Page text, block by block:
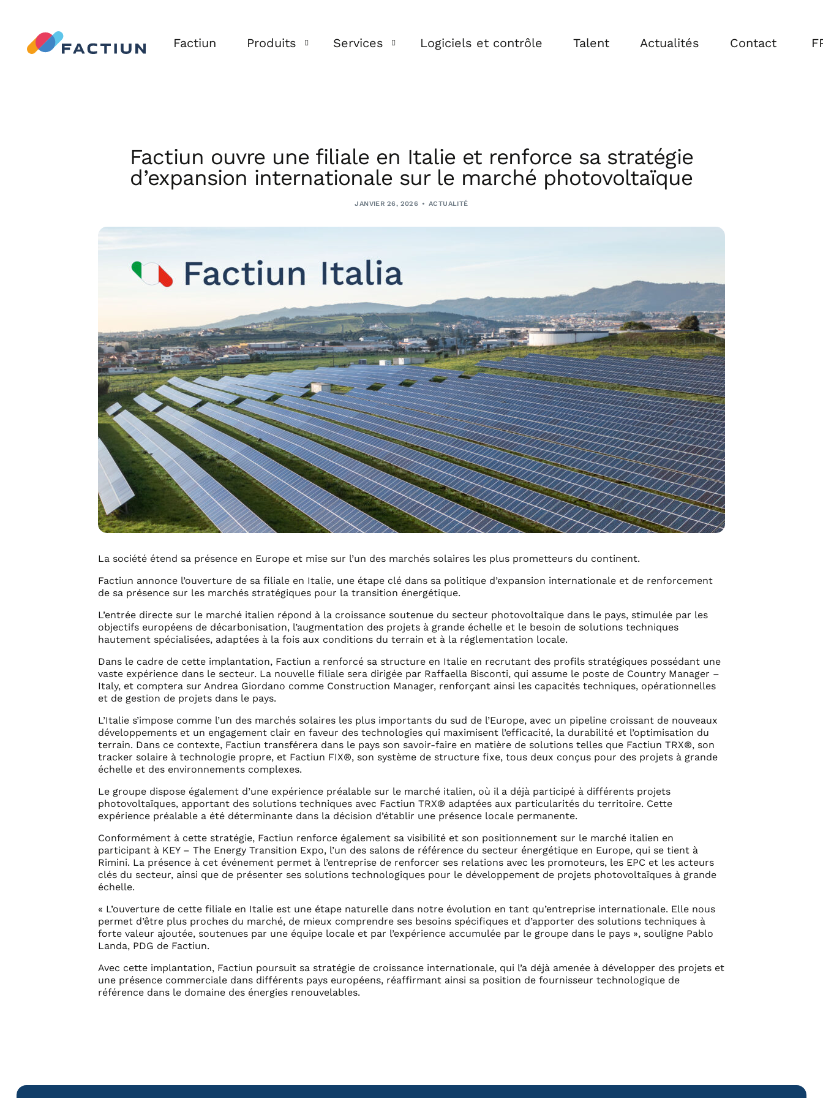
Factiun Produits
Agrivoltaïque
Services
Ingénierie globale
Chaîne d’approvisionnement
Logiciels et contrôle Talent Actualités Contact
Factiun ouvre une filiale en Italie et renforce sa stratégie
d’expansion internationale sur le marché photovoltaïque
JANVIER 26, 2026 ACTUALITÉ
La société étend sa présence en Europe et mise sur l’un des marchés solaires les plus prometteurs du continent.
Factiun annonce l’ouverture de sa filiale en Italie, une étape clé dans sa politique d’expansion internationale et de renforcement
de sa présence sur les marchés stratégiques pour la transition énergétique.
L’entrée directe sur le marché italien répond à la croissance soutenue du secteur photovoltaïque dans le pays, stimulée par les
objectifs européens de décarbonisation, l’augmentation des projets à grande échelle et le besoin de solutions techniques
hautement spécialisées, adaptées à la fois aux conditions du terrain et à la réglementation locale.
Dans le cadre de cette implantation, Factiun a renforcé sa structure en Italie en recrutant des profils stratégiques possédant une
vaste expérience dans le secteur. La nouvelle filiale sera dirigée par Raffaella Bisconti, qui assume le poste de Country Manager –
Italy, et comptera sur Andrea Giordano comme Construction Manager, renforçant ainsi les capacités techniques, opérationnelles
et de gestion de projets dans le pays.
L’Italie s’impose comme l’un des marchés solaires les plus importants du sud de l’Europe, avec un pipeline croissant de nouveaux
développements et un engagement clair en faveur des technologies qui maximisent l’efficacité, la durabilité et l’optimisation du
terrain. Dans ce contexte, Factiun transférera dans le pays son savoir-faire en matière de solutions telles que Factiun TRX®, son
tracker solaire à technologie propre, et Factiun FIX®, son système de structure fixe, tous deux conçus pour des projets à grande
échelle et des environnements complexes.
Le groupe dispose également d’une expérience préalable sur le marché italien, où il a déjà participé à différents projets
photovoltaïques, apportant des solutions techniques avec Factiun TRX® adaptées aux particularités du territoire. Cette
expérience préalable a été déterminante dans la décision d’établir une présence locale permanente.
Conformément à cette stratégie, Factiun renforce également sa visibilité et son positionnement sur le marché italien en
participant à KEY – The Energy Transition Expo, l’un des salons de référence du secteur énergétique en Europe, qui se tient à
Rimini. La présence à cet événement permet à l’entreprise de renforcer ses relations avec les promoteurs, les EPC et les acteurs
clés du secteur, ainsi que de présenter ses solutions technologiques pour le développement de projets photovoltaïques à grande
échelle.
« L’ouverture de cette filiale en Italie est une étape naturelle dans notre évolution en tant qu’entreprise internationale. Elle nous
permet d’être plus proches du marché, de mieux comprendre ses besoins spécifiques et d’apporter des solutions techniques à
forte valeur ajoutée, soutenues par une équipe locale et par l’expérience accumulée par le groupe dans le pays », souligne Pablo
Landa, PDG de Factiun.
Avec cette implantation, Factiun poursuit sa stratégie de croissance internationale, qui l’a déjà amenée à développer des projets et
une présence commerciale dans différents pays européens, réaffirmant ainsi sa position de fournisseur technologique de
référence dans le domaine des énergies renouvelables.